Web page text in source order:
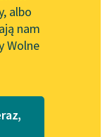
Wolnych Lektur
w formacie PDF
albo
nam
Wolne
tom drugi